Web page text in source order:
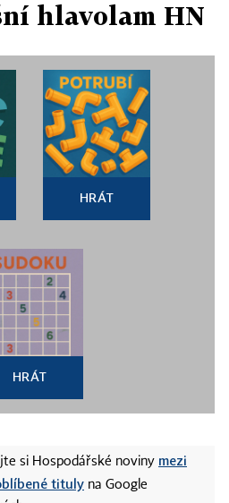
hlavolam HN
HRÁT
HRÁT
si Hospodářské noviny mezi
tituly na Google